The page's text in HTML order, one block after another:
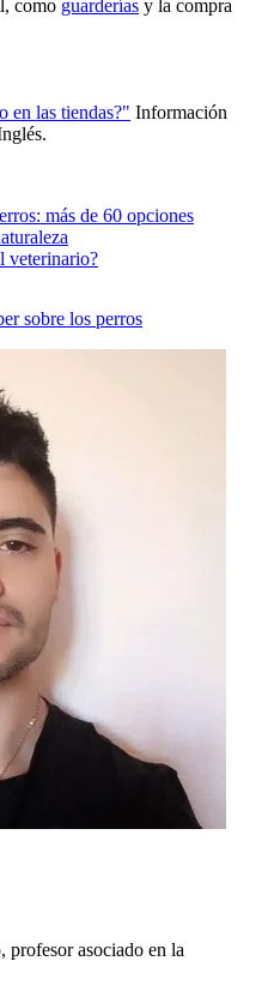
como guarderías y la compra
en las tiendas?" Información
más de 60 opciones
veterinario?
sobre los perros
profesor asociado en la